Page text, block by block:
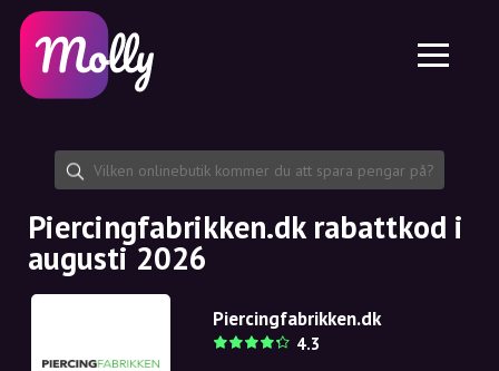
Hudvård
Hårvård
Dela rabattkod
Funktioner
Jobb
Om oss
Samarbete
Plattform
Molly till iPhone och iPad
Molly till Android
SE
EN
NO
NL
Piercingfabrikken.dk rabattkod i
augusti 2026
Piercingfabrikken.dk
4.3